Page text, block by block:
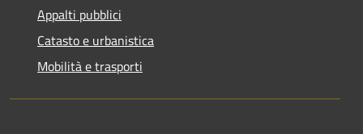
Appalti pubblici
Catasto e urbanistica
Mobilità e trasporti